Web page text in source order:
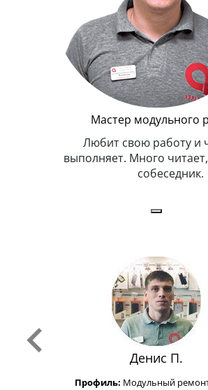
Мастер модульного
Любит свою работу и
выполняет. Много
собеседник.
Денис П.
Профиль: Модульный